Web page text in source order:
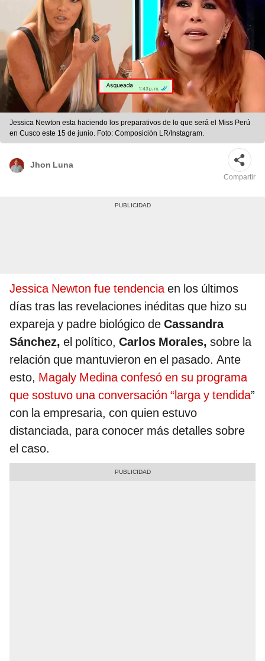
Jessica Newton esta haciendo los preparativos de lo que será el Miss Perú
en Cusco este 15 de junio. Foto: Composición LR/Instagram.
Jhon Luna
Compartir
Jessica Newton fue tendenciaen los últimos
días tras las revelaciones inéditas que hizo su
expareja y padre biológico de Cassandra
Sánchez, el político, Carlos Morales, sobre la
relación que mantuvieron en el pasado. Ante
esto, Magaly Medina confesó en su programa
que sostuvo una conversación “larga y tendida”
con la empresaria, con quien estuvo
distanciada, para conocer más detalles sobre
el caso.